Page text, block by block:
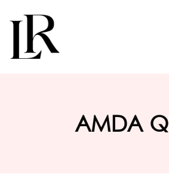
AMDA